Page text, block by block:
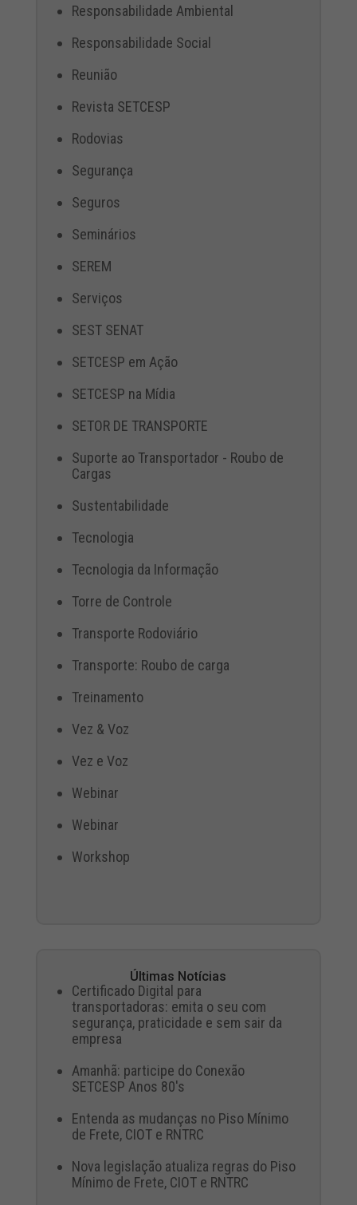
Responsabilidade Ambiental
Responsabilidade Social
Reunião
Revista SETCESP
Rodovias
Segurança
Seguros
Seminários
SEREM
Serviços
SEST SENAT
SETCESP em Ação
SETCESP na Mídia
SETOR DE TRANSPORTE
Suporte ao Transportador - Roubo de
Cargas
Sustentabilidade
Tecnologia
Tecnologia da Informação
Torre de Controle
Transporte Rodoviário
Transporte: Roubo de carga
Treinamento
Vez & Voz
Vez e Voz
Webinar
Webinar
Workshop
Últimas Notícias
Certificado Digital para
transportadoras: emita o seu com
segurança, praticidade e sem sair da
empresa
Amanhã: participe do Conexão
SETCESP Anos 80's
Entenda as mudanças no Piso Mínimo
de Frete, CIOT e RNTRC
Nova legislação atualiza regras do Piso
Mínimo de Frete, CIOT e RNTRC